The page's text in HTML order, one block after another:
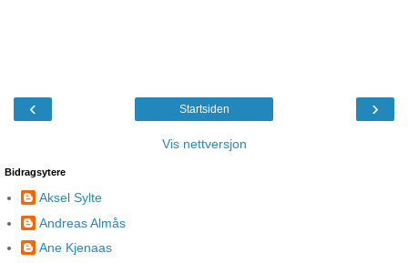
‹ ›
Startsiden
Vis nettversjon
Bidragsytere
Aksel Sylte
Andreas Almås
Ane Kjenaas